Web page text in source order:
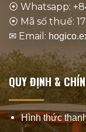
⦿ Whatsapp:
⦿ Mã số thuế:
✉ Email:
QUY ĐỊNH &
Hình thức